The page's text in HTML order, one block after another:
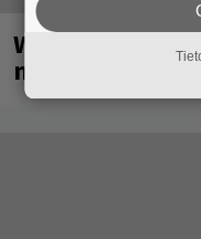
Weezer palaa